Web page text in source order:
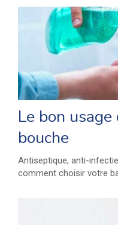
Le bon
bouche
Antiseptique, anti-
comment choisir votre